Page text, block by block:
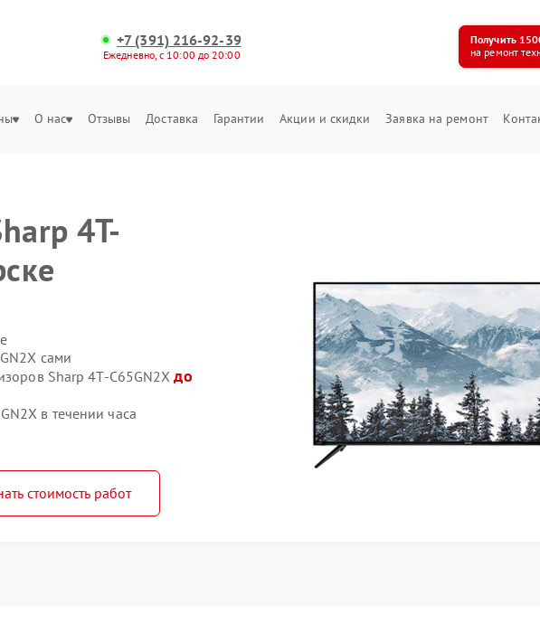
+7 (391) 216-92-39
Ежедневно, с 10:00 до 20:00
Получить
на ремонт
О нас Отзывы Доставка Гарантии Акции и скидки Заявка на ремонт
4T-
сами
Sharp 4T-C65GN2Xдо
в течении часа
стоимость работ